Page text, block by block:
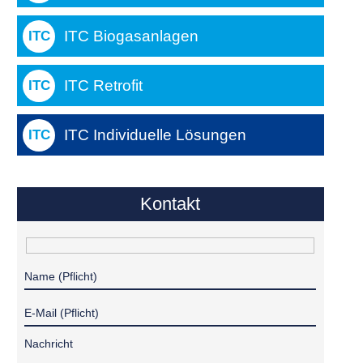
ITC Biogasanlagen
ITC Retrofit
ITC Individuelle Lösungen
Kontakt